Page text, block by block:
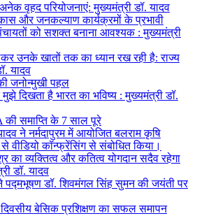
वृहद परियोजनाएं: मुख्यमंत्री डॉ. यादव
और जनकल्याण कार्यक्रमों के प्रभावी
को सशक्त बनाना आवश्यक : मुख्यमंत्री
उनके खातों तक का ध्यान रख रही है: राज्य
यादव
जनोन्मुखी पहल
मुझे दिखता है भारत का भविष्य : मुख्यमंत्री डॉ.
समाप्ति के 7 साल पूरे
ने नर्मदापुरम में आयोजित बलराम कृषि
वीडियो कॉन्फ्रेंसिंग से संबोधित किया।
का व्यक्तित्व और कतित्व योगदान सदैव रहेगा
डॉ. यादव
पद्मभूषण डॉ. शिवमंगल सिंह सुमन की जयंती पर
बेसिक प्रशिक्षण का सफल समापन